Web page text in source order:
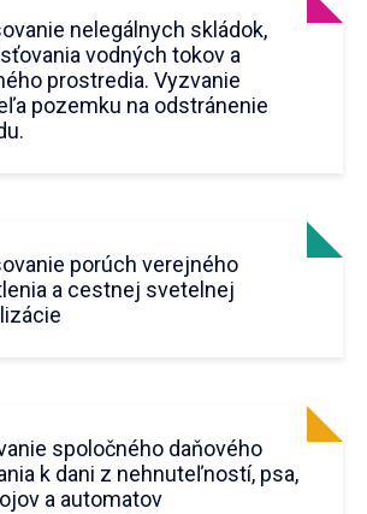
nelegálnych skládok,
vodných tokov a
prostredia. Vyzvanie
pozemku na odstránenie
porúch verejného
a cestnej svetelnej
spoločného daňového
k dani z nehnuteľností, psa,
a automatov